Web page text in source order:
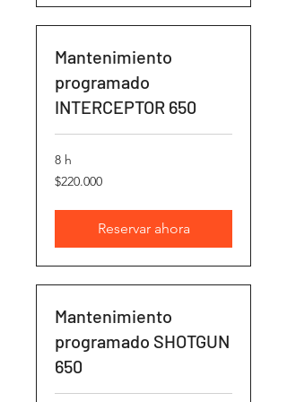
Mantenimiento
programado
INTERCEPTOR 650
8 h
220.000
pesos
$220.000
Reservar ahora
Mantenimiento
programado SHOTGUN
650